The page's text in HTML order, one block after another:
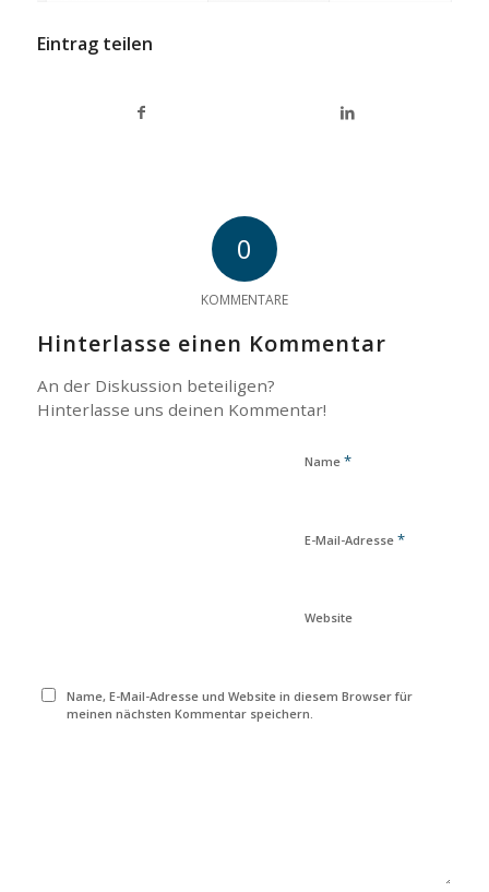
Eintrag teilen
0
KOMMENTARE
Hinterlasse einen Kommentar
An der Diskussion beteiligen?
Hinterlasse uns deinen Kommentar!
Name *
E-Mail-Adresse *
Website
Name, E-Mail-Adresse und Website in diesem Browser für
meinen nächsten Kommentar speichern.